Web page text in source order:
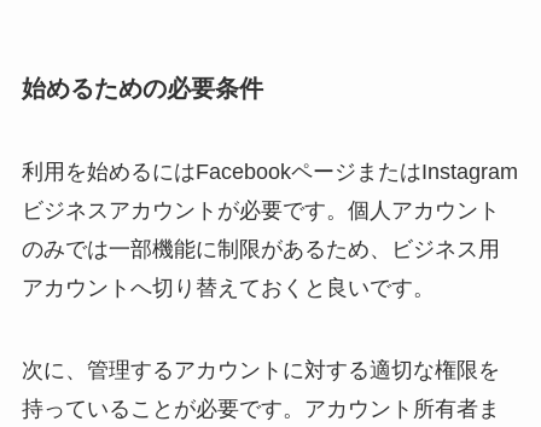
始めるための必要条件
利用を始めるにはFacebookページまたはInstagram
ビジネスアカウントが必要です。個人アカウント
のみでは一部機能に制限があるため、ビジネス用
アカウントへ切り替えておくと良いです。
次に、管理するアカウントに対する適切な権限を
持っていることが必要です。アカウント所有者ま